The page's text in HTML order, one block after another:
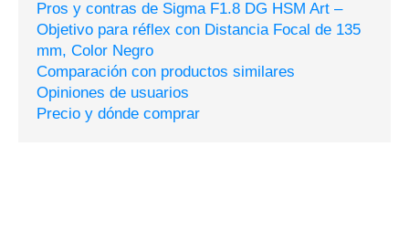
Pros y contras de Sigma F1.8 DG HSM Art –
Objetivo para réflex con Distancia Focal de 135
mm, Color Negro
Comparación con productos similares
Opiniones de usuarios
Precio y dónde comprar